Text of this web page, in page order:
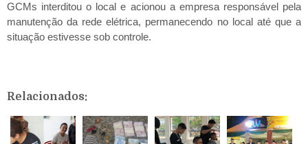
GCMs interditou o local e acionou a empresa responsável pela
manutenção da rede elétrica, permanecendo no local até que a
situação estivesse sob controle.
Relacionados: